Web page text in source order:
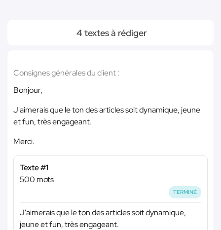
4 textes à rédiger
Consignes générales du client :
Bonjour,
J'aimerais que le ton des articles soit dynamique, jeune
et fun, très engageant.
Merci.
Texte #1
500 mots
TERMINÉ
J'aimerais que le ton des articles soit dynamique,
jeune et fun, très engageant.